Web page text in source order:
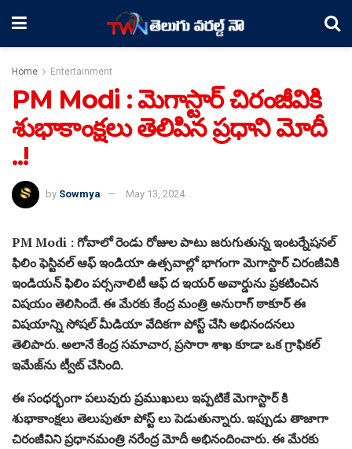
Home Entertainment
PM Modi : మెగాస్టార్ చిరంజీవికి
శుభాకాంక్షలు తెలిపిన ప్రధాని మోదీ
..!
by Sowmya May 13, 2024
PM Modi : గోవాలో రెండు రోజుల పాటు జరుగుతున్న ఇంటర్నేషనల్
ఫిలిం ఫెస్టివల్ ఆఫ్ ఇండియా ఉత్సవాల్లో భాగంగా మెగాస్టార్ చిరంజీవికి
ఇండియన్ ఫిలిం పర్సనాలిటీ ఆఫ్ ద ఇయర్ అవార్డును ప్రకటించిన
విషయం తెలిసిందే. ఈ మేరకు కేంద్ర మంత్రి అనురాగ్ ఠాకూర్ ఈ
విషయాన్ని సోషల్ మీడియా వేదికగా పోస్ట్ చేసి అభినందనలు
తెలిపారు. అలానే కేంద్ర సమాచార, ప్రసారా శాఖ కూడా ఒక గ్రాఫికల్
ఇమేజ్‌ను ట్వీట్ చేసింది.
ఈ సంధర్భంగా పలువురు ప్రముఖులు ఇప్పటికే మెగాస్టార్ కి
శుభాకాంక్షలు తెలుపుతూ పోస్ట్ లు పెడుతున్నారు. ఇప్పుడు తాజాగా
చిరంజీవిని ప్రధానమంత్రి నరేంద్ర మోదీ అభినందించారు. ఈ మేరకు